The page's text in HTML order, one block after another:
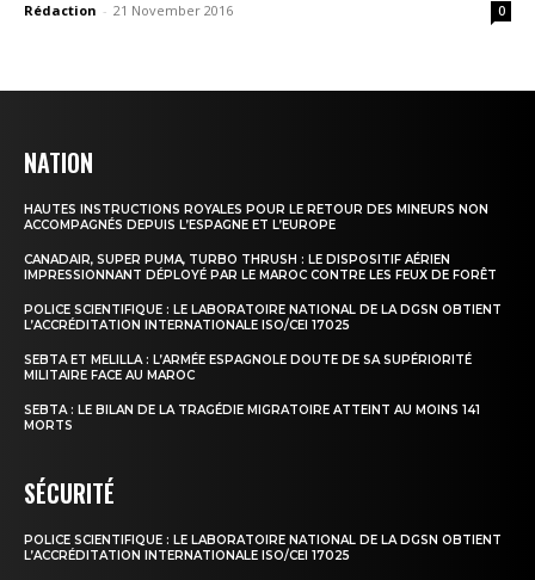
l'intelligence de
l'information
S'ABONNER MAINTENANT
Rédaction - 21 November 2016 0
NATION
HAUTES INSTRUCTIONS ROYALES POUR LE RETOUR DES MINEURS NON
ACCOMPAGNÉS DEPUIS L’ESPAGNE ET L’EUROPE
CANADAIR, SUPER PUMA, TURBO THRUSH : LE DISPOSITIF AÉRIEN
IMPRESSIONNANT DÉPLOYÉ PAR LE MAROC CONTRE LES FEUX DE FORÊT
POLICE SCIENTIFIQUE : LE LABORATOIRE NATIONAL DE LA DGSN OBTIENT
L’ACCRÉDITATION INTERNATIONALE ISO/CEI 17025
SEBTA ET MELILLA : L’ARMÉE ESPAGNOLE DOUTE DE SA SUPÉRIORITÉ
MILITAIRE FACE AU MAROC
SEBTA : LE BILAN DE LA TRAGÉDIE MIGRATOIRE ATTEINT AU MOINS 141
MORTS
SÉCURITÉ
POLICE SCIENTIFIQUE : LE LABORATOIRE NATIONAL DE LA DGSN OBTIENT
L’ACCRÉDITATION INTERNATIONALE ISO/CEI 17025